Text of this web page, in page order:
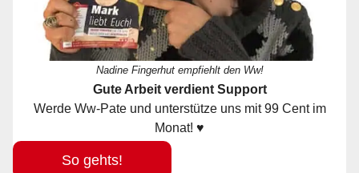
Nadine Fingerhut empfiehlt den Ww!
Gute Arbeit verdient Support
Werde Ww-Pate und unterstütze uns mit 99 Cent im
Monat! ♥
So gehts!